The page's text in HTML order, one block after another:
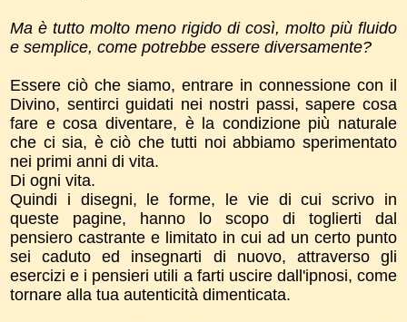
Ma è tutto molto meno rigido di così, molto più fluido
e semplice, come potrebbe essere diversamente?
Essere ciò che siamo, entrare in connessione con il
Divino, sentirci guidati nei nostri passi, sapere cosa
fare e cosa diventare, è la condizione più naturale
che ci sia, è ciò che tutti noi abbiamo sperimentato
nei primi anni di vita.
Di ogni vita.
Quindi i disegni, le forme, le vie di cui scrivo in
queste pagine, hanno lo scopo di toglierti dal
pensiero castrante e limitato in cui ad un certo punto
sei caduto ed insegnarti di nuovo, attraverso gli
esercizi e i pensieri utili a farti uscire dall'ipnosi, come
tornare alla tua autenticità dimenticata.